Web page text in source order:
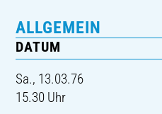
ALLGEMEIN
DATUM
Sa., 13.03.76
15.30 Uhr